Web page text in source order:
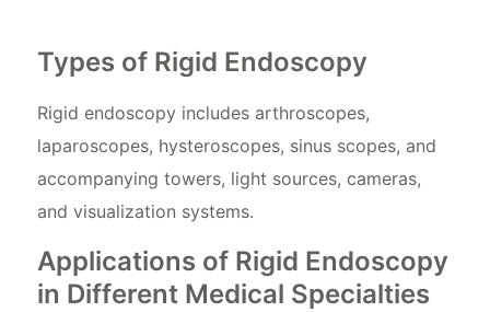
Types of Rigid Endoscopy
Rigid endoscopy includes arthroscopes,
laparoscopes, hysteroscopes, sinus scopes, and
accompanying towers, light sources, cameras,
and visualization systems.
Applications of Rigid Endoscopy
in Different Medical Specialties